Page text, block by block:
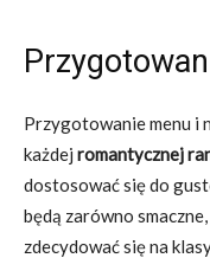
Przygotowanie menu i
każdej romantycznej
dostosować się do
będą zarówno
zdecydować się na